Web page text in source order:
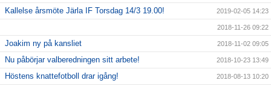
Kallelse årsmöte Järla IF Torsdag 14/3 19.00! 2019-02-05 14:23
2018-11-26 09:22
Joakim ny på kansliet 2018-11-02 09:05
Nu påbörjar valberedningen sitt arbete! 2018-10-23 13:49
Höstens knattefotboll drar igång! 2018-08-13 10:20